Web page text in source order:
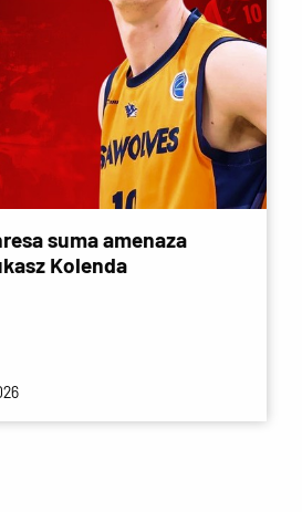
suma amenaza
Kolenda